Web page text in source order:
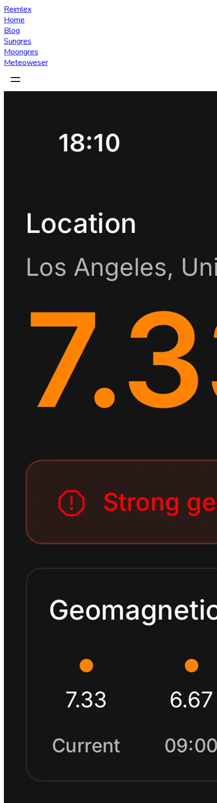
Reimlex
Home
Blog
Sungres
Moongres
Meteoweser